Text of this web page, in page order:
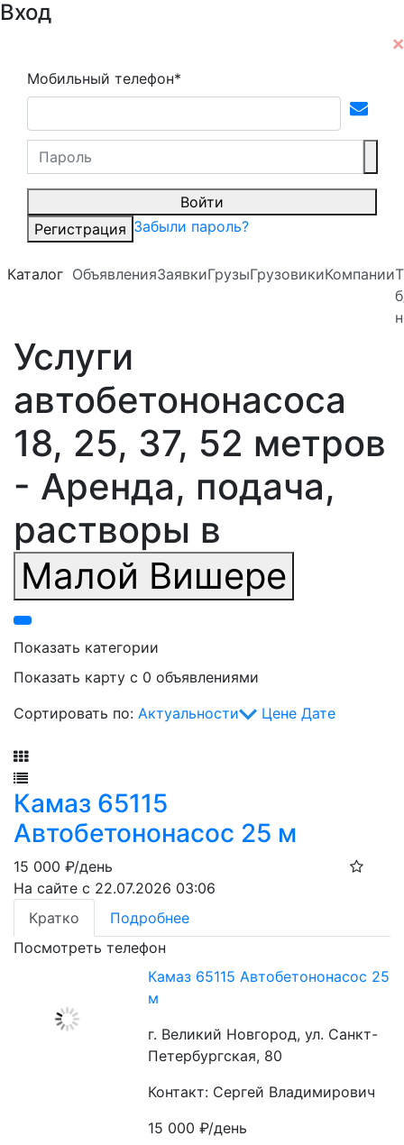
Вход
Мобильный телефон*
Войти
Регистрация Забыли пароль?
Каталог ОбъявленияЗаявкиГрузыГрузовикиКомпании
Услуги
автобетононасоса
18, 25, 37, 52 метров
- Аренда, подача,
растворы в
Малой Вишере
Показать категории
Показать карту с 0 объявлениями
Сортировать по: Актуальности Цене Дате
Камаз 65115
Автобетононасос 25 м
15 000 ₽/день
На сайте с 22.07.2026 03:06
Кратко
Подробнее
Посмотреть телефон
Камаз 65115 Автобетононасос 25
м
г. Великий Новгород, ул. Санкт-
Петербургская, 80
Контакт: Сергей Владимирович
15 000₽/день